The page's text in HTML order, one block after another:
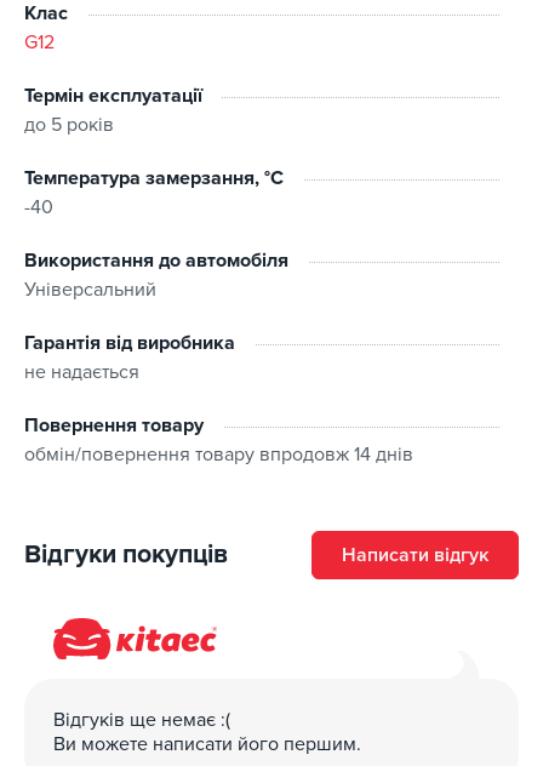
Допуск:
VW TL 774G (G12++),
MB 325.5,
Клас
G12
Термін експлуатації
до 5 років
Температура замерзання, °C
-40
Використання до автомобіля
Універсальний
Гарантія від виробника
не надається
Повернення товару
обмін/повернення товару впродовж 14 днів
Відгуки покупців Написати відгук
Відгуків ще немає :(
Ви можете написати його першим.